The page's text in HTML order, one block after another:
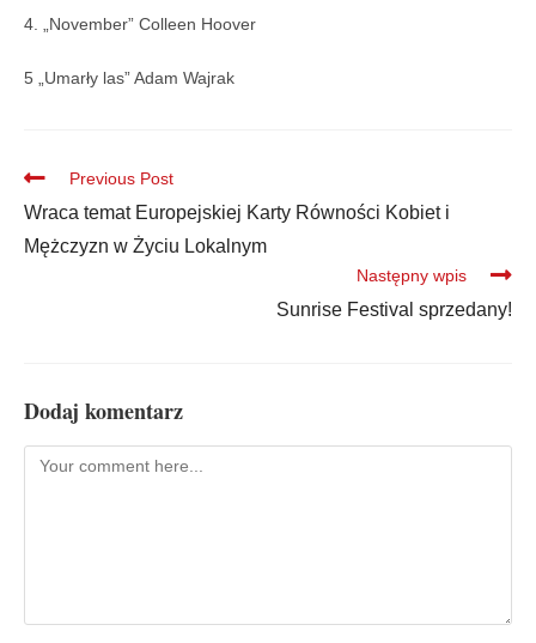
4. „November” Colleen Hoover
5 „Umarły las” Adam Wajrak
Previous Post
Wraca temat Europejskiej Karty Równości Kobiet i
Mężczyzn w Życiu Lokalnym
Następny wpis
Sunrise Festival sprzedany!
Dodaj komentarz